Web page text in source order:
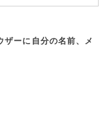
ザーに自分の名前、メ